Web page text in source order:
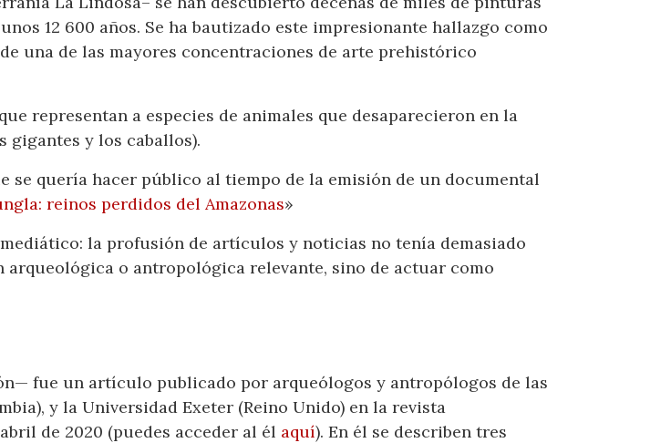
12 600 años. Se ha bautizado este impresionante hallazgo como
una de las mayores concentraciones de arte prehistórico
representan a especies de animales que desaparecieron en la
gigantes y los caballos).
se quería hacer público al tiempo de la emisión de un documental
reinos perdidos del Amazonas»
la profusión de artículos y noticias no tenía demasiado
o antropológica relevante, sino de actuar como
fue un artículo publicado por arqueólogos y antropólogos de las
y la Universidad Exeter (Reino Unido) en la revista
de 2020 (puedes acceder al él aquí). En él se describen tres